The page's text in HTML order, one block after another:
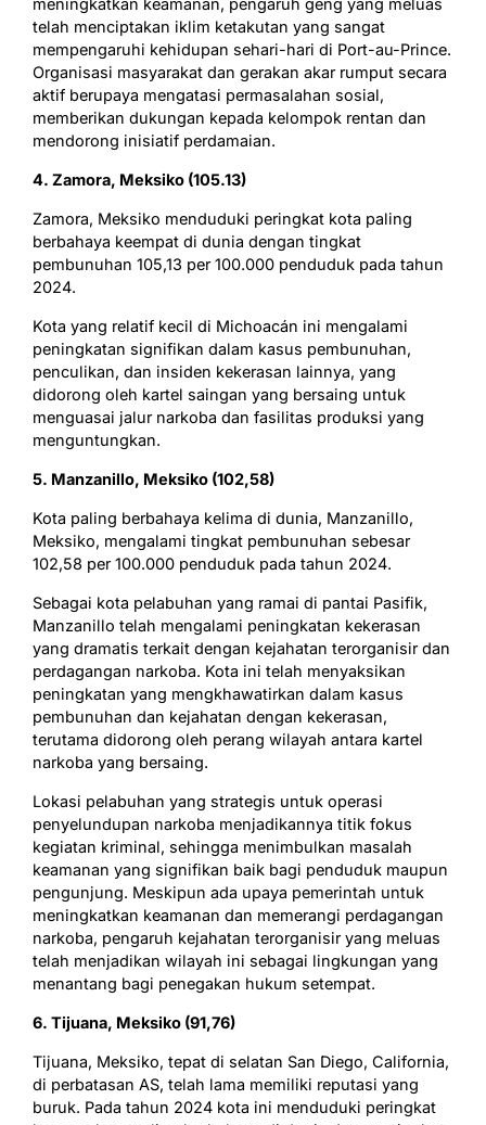
meningkatkan keamanan, pengaruh geng yang meluas
telah menciptakan iklim ketakutan yang sangat
mempengaruhi kehidupan sehari-hari di Port-au-Prince.
Organisasi masyarakat dan gerakan akar rumput secara
aktif berupaya mengatasi permasalahan sosial,
memberikan dukungan kepada kelompok rentan dan
mendorong inisiatif perdamaian.
4. Zamora, Meksiko (105.13)
Zamora, Meksiko menduduki peringkat kota paling
berbahaya keempat di dunia dengan tingkat
pembunuhan 105,13 per 100.000 penduduk pada tahun
2024.
Kota yang relatif kecil di Michoacán ini mengalami
peningkatan signifikan dalam kasus pembunuhan,
penculikan, dan insiden kekerasan lainnya, yang
didorong oleh kartel saingan yang bersaing untuk
menguasai jalur narkoba dan fasilitas produksi yang
menguntungkan.
5. Manzanillo, Meksiko (102,58)
Kota paling berbahaya kelima di dunia, Manzanillo,
Meksiko, mengalami tingkat pembunuhan sebesar
102,58 per 100.000 penduduk pada tahun 2024.
Sebagai kota pelabuhan yang ramai di pantai Pasifik,
Manzanillo telah mengalami peningkatan kekerasan
yang dramatis terkait dengan kejahatan terorganisir dan
perdagangan narkoba. Kota ini telah menyaksikan
peningkatan yang mengkhawatirkan dalam kasus
pembunuhan dan kejahatan dengan kekerasan,
terutama didorong oleh perang wilayah antara kartel
narkoba yang bersaing.
Lokasi pelabuhan yang strategis untuk operasi
penyelundupan narkoba menjadikannya titik fokus
kegiatan kriminal, sehingga menimbulkan masalah
keamanan yang signifikan baik bagi penduduk maupun
pengunjung. Meskipun ada upaya pemerintah untuk
meningkatkan keamanan dan memerangi perdagangan
narkoba, pengaruh kejahatan terorganisir yang meluas
telah menjadikan wilayah ini sebagai lingkungan yang
menantang bagi penegakan hukum setempat.
6. Tijuana, Meksiko (91,76)
Tijuana, Meksiko, tepat di selatan San Diego, California,
di perbatasan AS, telah lama memiliki reputasi yang
buruk. Pada tahun 2024 kota ini menduduki peringkat